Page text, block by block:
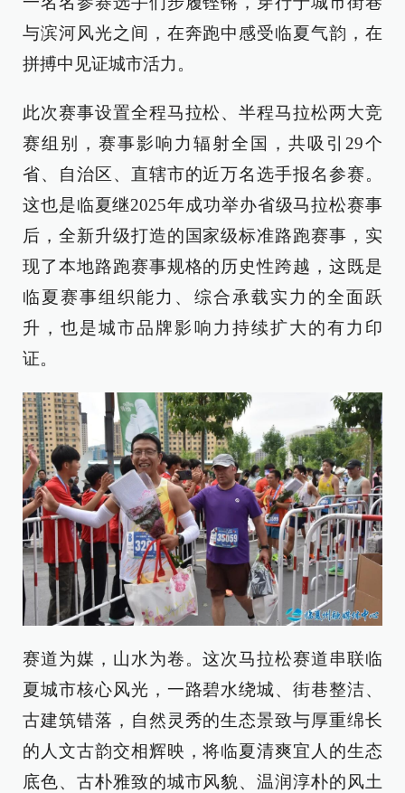
与滨河风光之间，在奔跑中感受临夏气韵，在
拼搏中见证城市活力。
此次赛事设置全程马拉松、半程马拉松两大竞
赛组别，赛事影响力辐射全国，共吸引29个
省、自治区、直辖市的近万名选手报名参赛。
这也是临夏继2025年成功举办省级马拉松赛事
后，全新升级打造的国家级标准路跑赛事，实
现了本地路跑赛事规格的历史性跨越，这既是
临夏赛事组织能力、综合承载实力的全面跃
升，也是城市品牌影响力持续扩大的有力印
证。
赛道为媒，山水为卷。这次马拉松赛道串联临
夏城市核心风光，一路碧水绕城、街巷整洁、
古建筑错落，自然灵秀的生态景致与厚重绵长
的人文古韵交相辉映，将临夏清爽宜人的生态
底色、古朴雅致的城市风貌、温润淳朴的风土